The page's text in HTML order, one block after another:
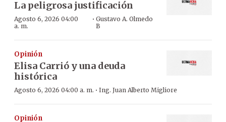
La peligrosa justificación
Agosto 6, 2026 04:00
a. m.
· Gustavo A. Olmedo
B
Opinión
Elisa Carrió y una deuda
histórica
Agosto 6, 2026 04:00 a. m. · Ing. Juan Alberto Migliore
Opinión